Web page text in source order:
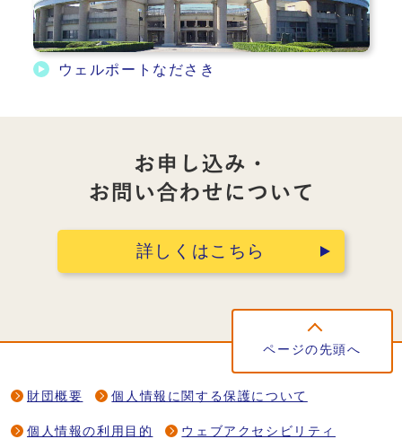
ウェルポートなださき
詳しくはこちら
ページの先頭へ
財団概要 個人情報に関する保護について
個人情報の利用目的 ウェブアクセシビリティ